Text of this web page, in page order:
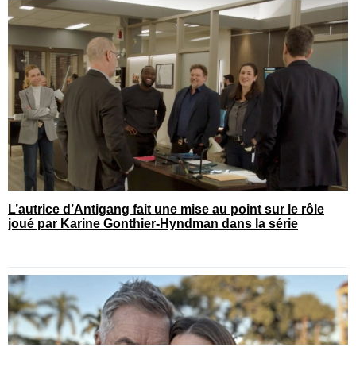
L’autrice d’Antigang fait une mise au point sur le rôle
joué par Karine Gonthier-Hyndman dans la série